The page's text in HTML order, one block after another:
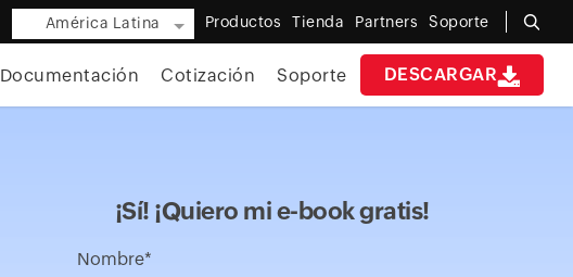
América Latina Productos Tienda Partners Soporte
DESCARGAR
Documentación Cotización Soporte
¡Sí! ¡Quiero mi e-book gratis!
Nombre*